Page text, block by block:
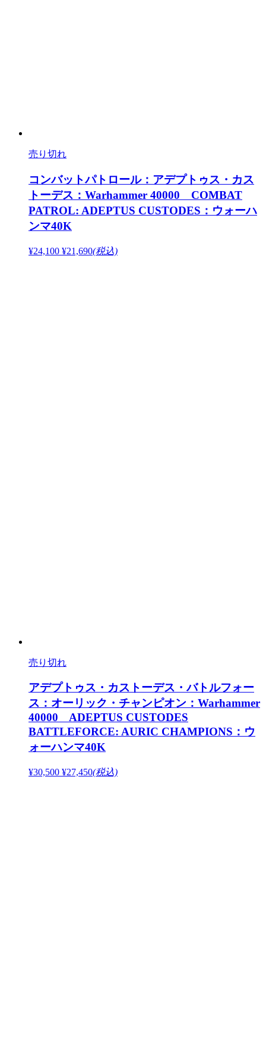
売り切れ
コンバットパトロール：アデプトゥス・カス
トーデス：Warhammer 40000 COMBAT
PATROL: ADEPTUS CUSTODES：ウォーハ
ンマ40K
¥24,100 ¥21,690(税込)
売り切れ
アデプトゥス・カストーデス・バトルフォー
ス：オーリック・チャンピオン：Warhammer
40000 ADEPTUS CUSTODES
BATTLEFORCE: AURIC CHAMPIONS：ウ
ォーハンマ40K
¥30,500 ¥27,450(税込)